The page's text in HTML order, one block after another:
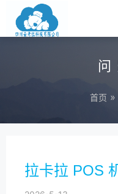
首页 »
拉卡拉 POS